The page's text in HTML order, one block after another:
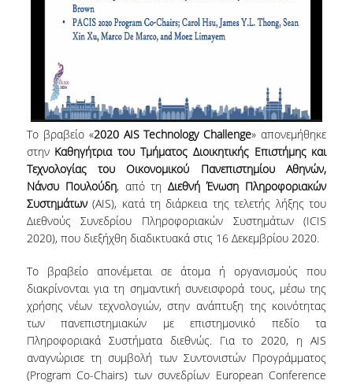
ΚΡΙΤΗΡΙΑ ΚΑΙ ΔΙΑΔΙΚΑΣΙΑ ΕΠΙΛΟΓΗΣ
NEWSLETTERS
TESTIMONIALS
ΒΡΑΒΕΙΑ ΕΞΑΙΡΕΤΙΚΗΣ ΕΠΙΔΟΣΗΣ ΣΤΗ
ΔΙΔΑΣΚΑΛΙΑ
ΑΝΘΡΩΠΙΝΟ ΔΥΝΑΜΙΚΟ
ΠΡΟΣΩΠΙΚΟ ΤΟΥ ΤΜΗΜΑΤΟΣ
ΜΕΛΗ ΔΕΠ
ΕΠΙΤΙΜΟΙ ΔΙΔΑΚΤΟΡΕΣ
ΕΠΙΣΚΕΠΤΕΣ ΚΑΘΗΓΗΤΕΣ
ΜΕΛΗ Ε.ΔΙ.Π.
Το βραβείο «2020 AIS Technology Challenge» απονεμήθηκε
στην Καθηγήτρια του Τμήματος Διοικητικής Επιστήμης και
Τεχνολογίας του Οικονομικού Πανεπιστημίου Αθηνών,
Νάνσυ Πουλούδη, από τηΔιεθνή Ένωση Πληροφοριακών
Συστημάτων(AIS), κατά τη διάρκεια της τελετής λήξης του
Διεθνούς Συνεδρίου Πληροφοριακών Συστημάτων (ICIS
2020), που διεξήχθη διαδικτυακά στις 16 Δεκεμβρίου 2020.
Το βραβείο απονέμεται σε άτομα ή οργανισμούς που
διακρίνονται για τη σημαντική συνεισφορά τους, μέσω της
χρήσης νέων τεχνολογιών, στην ανάπτυξη της κοινότητας
των πανεπιστημιακών με επιστημονικό πεδίο τα
Πληροφοριακά Συστήματα διεθνώς. Για το 2020, η AIS
αναγνώρισε τη συμβολή των Συντονιστών Προγράμματος
(Program Co-Chairs) των συνεδρίων European Conference